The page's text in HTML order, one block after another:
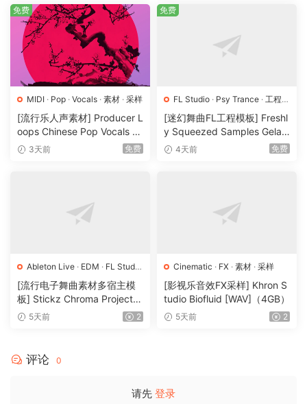
空间质感，增强了节拍和旋律，但又不会太过分。
使用这些循环来补充您现有的鼓点模式或旋律增强器，可轻松
为您的声音添加更多​​个性和弹跳力。
Create Timeless Records With 10 Brand New Packs
Sourced From World Class Musician Sessions.
10 Brand New Sample Collections Included:
Lush & Dreamy Guitar Loops Filled With Nostalgia
These guitar samples were meticulously designed to
Inside, you’ll find a wide range of guitar loops, complete
with stems and MIDI files, offering you full creative
flexibility to shape the sound to your vision.
Records
modern trap superstars such as Lil Baby, Gunna & Future.
MIDI · Pop · Vocals · 素材 · 采样
[流行乐人声素材] Producer L
oops Chinese Pop Vocals Vo
l.1 [WAV, MiDi, REX]（3.21G
3天前 免费
免费
FL Studio · Psy Trance · 工程·
素材
采样
[迷幻舞曲FL工程模板] Freshl
y Squeezed Samples Gelar
di Template Essentials Vol.1
4天前 免费
免费
Ableton Live · EDM · FL Studio
· Logic Pro ·Pop · 工程· 素材
采样
[流行电子舞曲素材多宿主模
板] Stickz Chroma Project Fi
le Expansion（2.53GB）
5天前 2
Cinematic · FX · 素材 · 采样
[影视乐音效FX采样] Khron S
tudio Biofluid [WAV]（4GB）
5天前 2
评论 0
请先 登录